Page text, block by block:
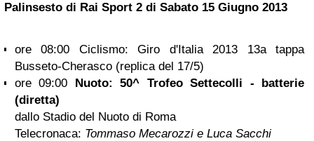
Palinsesto di Rai Sport 2 di Sabato 15 Giugno 2013
ore 08:00 Ciclismo: Giro d'Italia 2013 13a tappa
Busseto-Cherasco (replica del 17/5)
ore 09:00 Nuoto: 50^ Trofeo Settecolli - batterie
(diretta)
dallo Stadio del Nuoto di Roma
Telecronaca: Tommaso Mecarozzi e Luca Sacchi